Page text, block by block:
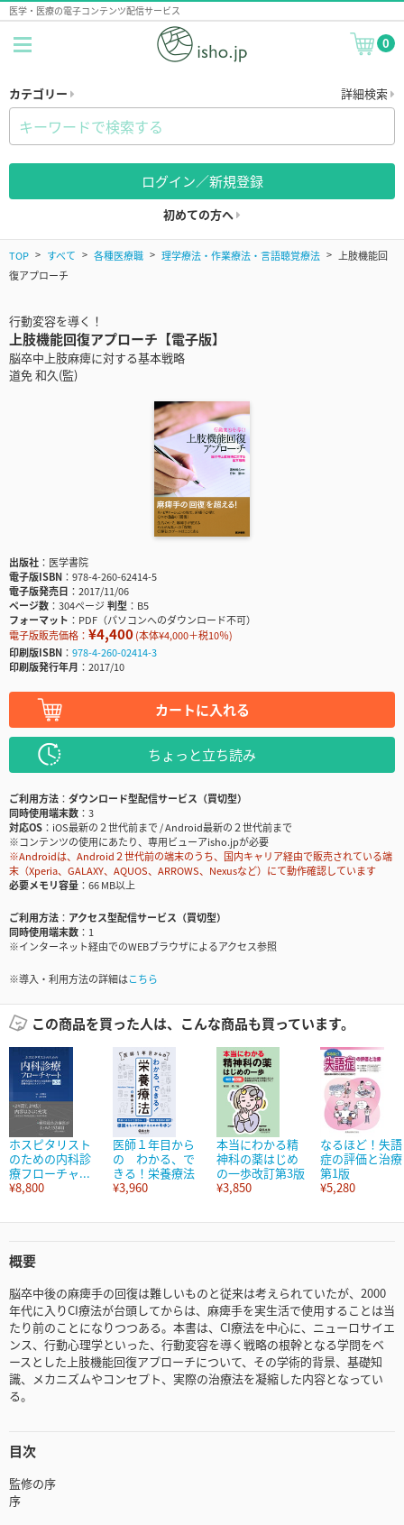
医学・医療の電子コンテンツ配信サービス
0
カテゴリー 詳細検索
ログイン／新規登録
初めての方へ
TOP すべて 各種医療職 理学療法・作業療法・言語聴覚療法
上肢機能回
復アプローチ
行動変容を導く！
上肢機能回復アプローチ【電子版】
脳卒中上肢麻痺に対する基本戦略
道免 和久(監)
出版社
医学書院
電子版ISBN
978-4-260-62414-5
電子版発売日
2017/11/06
ページ数
304ページ判型
B5
フォーマット
PDF（パソコンへのダウンロード不可）
電子版販売価格： ¥4,400(本体¥4,000＋税10％)
印刷版ISBN
978-4-260-02414-3
印刷版発行年月
2017/10
カートに入れる
ちょっと立ち読み
ご利用方法
ダウンロード型配信サービス（買切型）
同時使用端末数
3
対応OS
iOS最新の２世代前まで / Android最新の２世代前まで
※コンテンツの使用にあたり、専用ビューアisho.jpが必要
※Androidは、Android２世代前の端末のうち、国内キャリア経由で販売されている端
末（Xperia、GALAXY、AQUOS、ARROWS、Nexusなど）にて動作確認しています
必要メモリ容量
66 MB以上
ご利用方法
アクセス型配信サービス（買切型）
同時使用端末数
1
※インターネット経由でのWEBブラウザによるアクセス参照
※導入・利用方法の詳細はこちら
この商品を買った人は、こんな商品も買っています。
ホスピタリスト
のための内科診
療フローチャ...
¥8,800
医師１年目から
の わかる、で
きる！栄養療法
¥3,960
本当にわかる精
神科の薬はじめ
の一歩改訂第3版
¥3,850
なるほど！失語
症の評価と治療
第1版
¥5,280
概要
脳卒中後の麻痺手の回復は難しいものと従来は考えられていたが、2000
年代に入りCI療法が台頭してからは、麻痺手を実生活で使用することは当
たり前のことになりつつある。本書は、CI療法を中心に、ニューロサイエ
ンス、行動心理学といった、行動変容を導く戦略の根幹となる学問をベ
ースとした上肢機能回復アプローチについて、その学術的背景、基礎知
識、メカニズムやコンセプト、実際の治療法を凝縮した内容となってい
る。
目次
監修の序
序